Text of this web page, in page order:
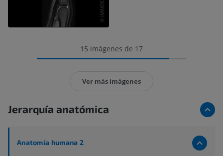
15 imágenes de 17
Ver más imágenes
Jerarquía anatómica
Anatomía humana 2